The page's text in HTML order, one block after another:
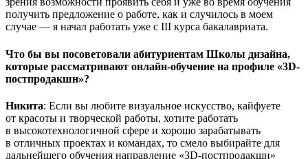
получить предложение о работе, как и случилось в моем
случае — я начал работать уже с III курса бакалавриата.
Что бы вы посоветовали абитуриентам Школы дизайна,
которые рассматривают онлайн-обучение на профиле «3D-
постпродакшн»?
Никита: Если вы любите визуальное искусство, кайфуете
от красоты и творческой работы, хотите работать
в высокотехнологичной сфере и хорошо зарабатывать
в отличных проектах и командах, то смело выбирайте для
дальнейшего обучения направление «3D-постпродакшн»